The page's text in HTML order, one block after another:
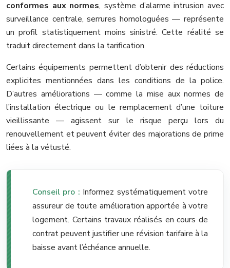
conformes aux normes, système d’alarme intrusion avec
surveillance centrale, serrures homologuées — représente
un profil statistiquement moins sinistré. Cette réalité se
traduit directement dans la tarification.
Certains équipements permettent d’obtenir des réductions
explicites mentionnées dans les conditions de la police.
D’autres améliorations — comme la mise aux normes de
l’installation électrique ou le remplacement d’une toiture
vieillissante — agissent sur le risque perçu lors du
renouvellement et peuvent éviter des majorations de prime
liées à la vétusté.
Conseil pro : Informez systématiquement votre
assureur de toute amélioration apportée à votre
logement. Certains travaux réalisés en cours de
contrat peuvent justifier une révision tarifaire à la
baisse avant l’échéance annuelle.